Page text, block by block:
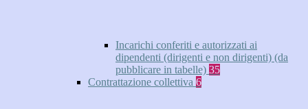
Incarichi conferiti e autorizzati ai
dipendenti (dirigenti e non dirigenti) (da
pubblicare in tabelle) 35
Contrattazione collettiva 6